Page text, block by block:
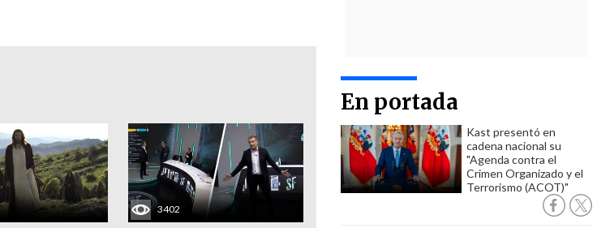
En portada
Kast presentó en
cadena nacional su
"Agenda contra el
Crimen Organizado y el
Terrorismo (ACOT)"
3402